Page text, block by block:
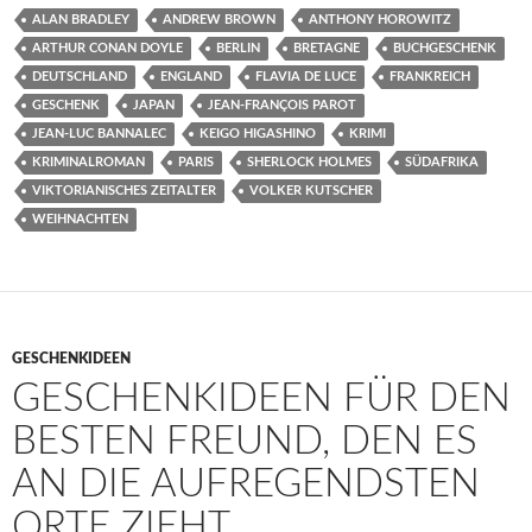
ALAN BRADLEY ANDREW BROWN ANTHONY HOROWITZ
ARTHUR CONAN DOYLE BERLIN BRETAGNE BUCHGESCHENK
DEUTSCHLAND ENGLAND FLAVIA DE LUCE FRANKREICH
GESCHENK JAPAN JEAN-FRANÇOIS PAROT
JEAN-LUC BANNALEC KEIGO HIGASHINO KRIMI
KRIMINALROMAN PARIS SHERLOCK HOLMES SÜDAFRIKA
VIKTORIANISCHES ZEITALTER VOLKER KUTSCHER
WEIHNACHTEN
GESCHENKIDEEN
GESCHENKIDEEN FÜR DEN
BESTEN FREUND, DEN ES
AN DIE AUFREGENDSTEN